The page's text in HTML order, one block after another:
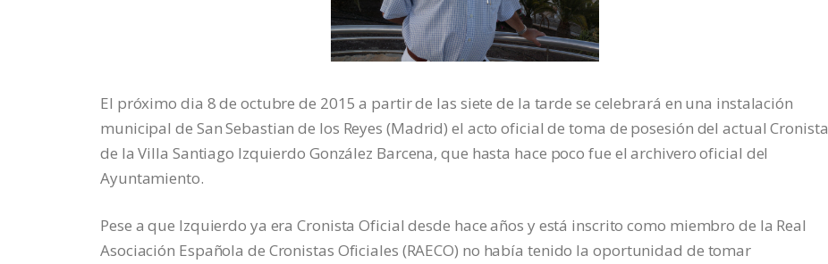
El próximo dia 8 de octubre de 2015 a partir de las siete de la tarde se celebrará en una instalación
municipal de San Sebastian de los Reyes (Madrid) el acto oficial de toma de posesión del actual Cronista
de la Villa Santiago Izquierdo González Barcena, que hasta hace poco fue el archivero oficial del
Ayuntamiento.
Pese a que Izquierdo ya era Cronista Oficial desde hace años y está inscrito como miembro de la Real
Asociación Española de Cronistas Oficiales (RAECO) no había tenido la oportunidad de tomar